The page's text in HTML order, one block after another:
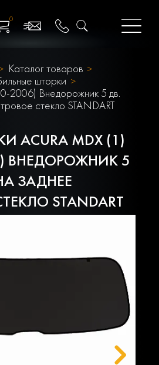
0
Каталог товаров
шторки
2006) Внедорожник 5 дв.
стекло STANDART
ACURA MDX (1)
ВНЕДОРОЖНИК 5
ЗАДНЕЕ
STANDART